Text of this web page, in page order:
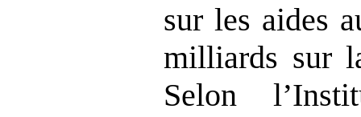
sur les aides
milliards sur
Selon